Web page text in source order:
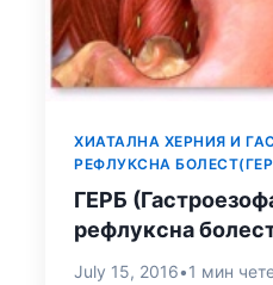
ХИАТАЛНА ХЕРНИЯ И
РЕФЛУКСНА
ГЕРБ
рефлуксна
July 15, 2016•1 мин